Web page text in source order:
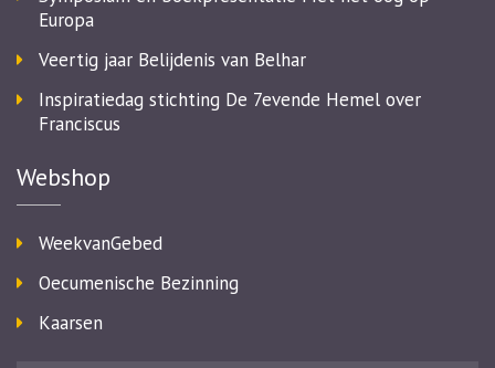
Europa
Veertig jaar Belijdenis van Belhar
Inspiratiedag stichting De 7evende Hemel over
Franciscus
Webshop
WeekvanGebed
Oecumenische Bezinning
Kaarsen